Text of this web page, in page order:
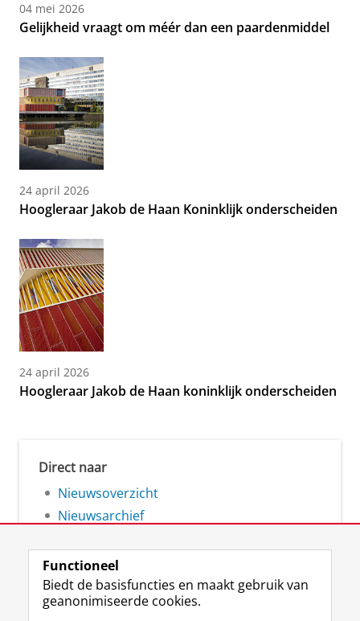
04 mei 2026
Gelijkheid vraagt om méér dan een paardenmiddel
24 april 2026
Hoogleraar Jakob de Haan Koninklijk onderscheiden
24 april 2026
Hoogleraar Jakob de Haan koninklijk onderscheiden
Direct naar
Nieuwsoverzicht
Nieuwsarchief
Functioneel
Biedt de basisfuncties en maakt gebruik van
geanonimiseerde cookies.